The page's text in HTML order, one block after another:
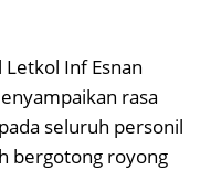
Inf Esnan
rasa
seluruh personil
bergotong royong